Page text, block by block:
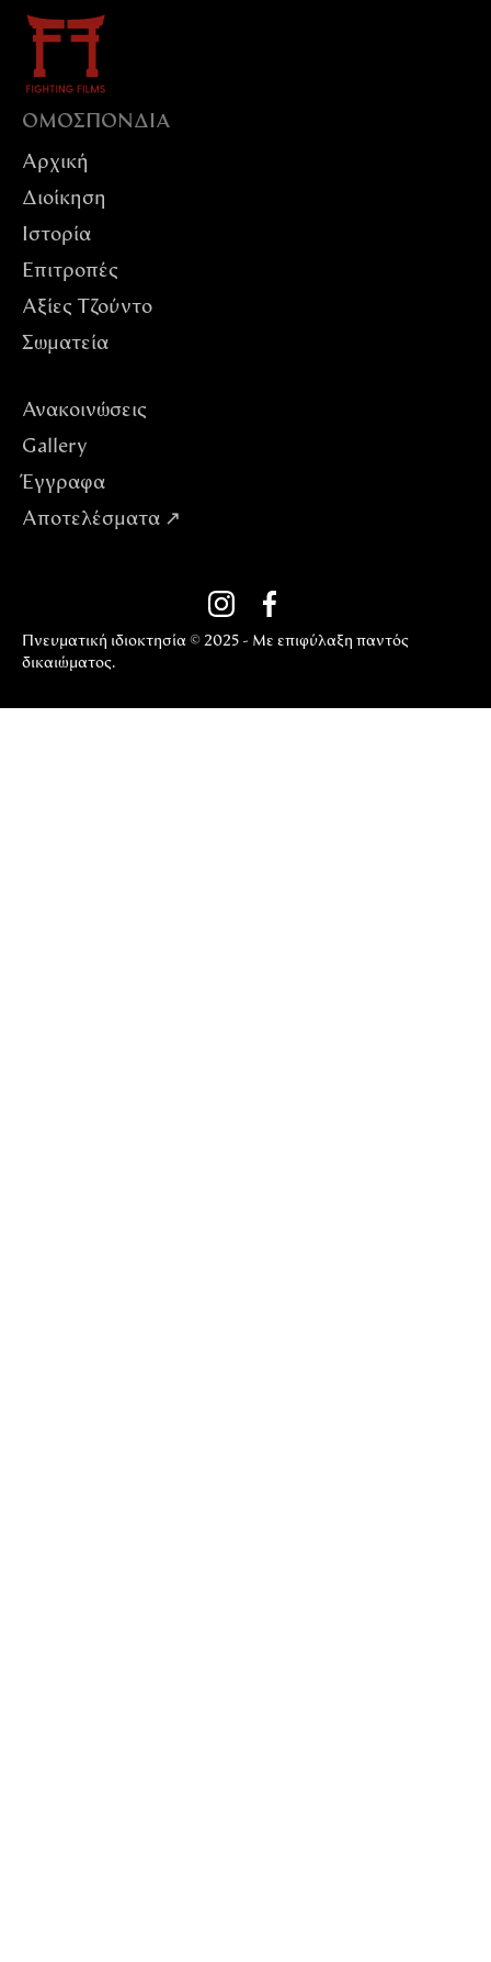
ΟΜΟΣΠΟΝΔIΑ
Αρχική
Διοίκηση
Ιστορία
Επιτροπές
Αξίες Tζούντο
Σωματεία
Ανακοινώσεις
Gallery
Έγγραφα
Αποτελέσματα ↗
Πνευματική ιδιοκτησία © 2025 - Με επιφύλαξη παντός
δικαιώματος.